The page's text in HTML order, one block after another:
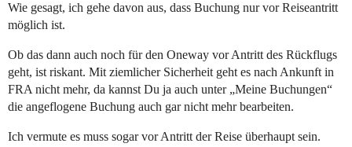
Wie gesagt, ich gehe davon aus, dass Buchung nur vor Reiseantritt
möglich ist.
Ob das dann auch noch für den Oneway vor Antritt des Rückflugs
geht, ist riskant. Mit ziemlicher Sicherheit geht es nach Ankunft in
FRA nicht mehr, da kannst Du ja auch unter „Meine Buchungen“
die angeflogene Buchung auch gar nicht mehr bearbeiten.
Ich vermute es muss sogar vor Antritt der Reise überhaupt sein.